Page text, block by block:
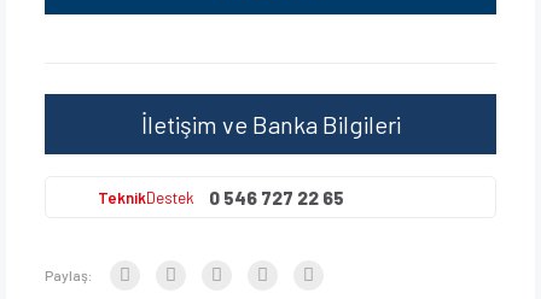
İletişim ve Banka Bilgileri
TeknikDestek 0 546 727 22 65
Paylaş: